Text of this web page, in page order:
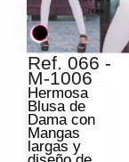
Ref. 066 -
M-1006
Hermosa
Blusa de
Dama con
Mangas
largas y